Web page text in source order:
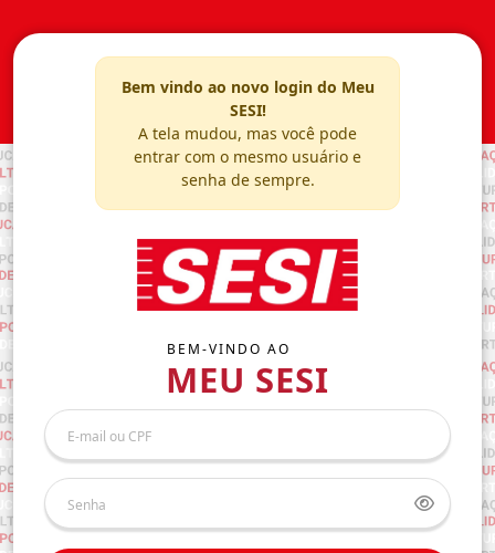
Bem vindo ao novo login do Meu
SESI!
A tela mudou, mas você pode
entrar com o mesmo usuário e
senha de sempre.
BEM-VINDO AO
MEU SESI